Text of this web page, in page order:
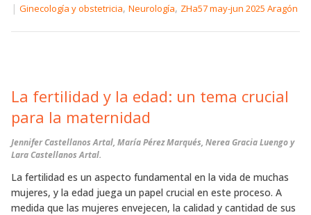
| Ginecología y obstetricia, Neurología, ZHa57 may-jun 2025 Aragón
La fertilidad y la edad: un tema crucial
para la maternidad
Jennifer Castellanos Artal, María Pérez Marqués, Nerea Gracia Luengo y
Lara Castellanos Artal.
La fertilidad es un aspecto fundamental en la vida de muchas
mujeres, y la edad juega un papel crucial en este proceso. A
medida que las mujeres envejecen, la calidad y cantidad de sus